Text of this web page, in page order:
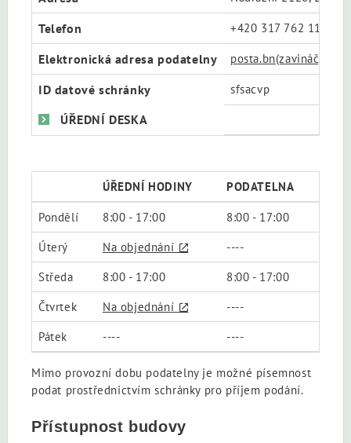
Telefon +420 317 762 111
Elektronická adresa podatelny
ID datové schránky sfsacvp
ÚŘEDNÍ DESKA
ÚŘEDNÍ HODINY PODATELNA
Pondělí 8:00 - 17:00
8:00 - 17:00
Úterý
Na objednání
----
Středa
8:00 - 17:00
8:00 - 17:00
Čtvrtek
Na objednání
----
Pátek
---- ----
Mimo provozní dobu podatelny je možné písemnost
podat prostřednictvím schránky pro příjem podání.
Přístupnost budovy